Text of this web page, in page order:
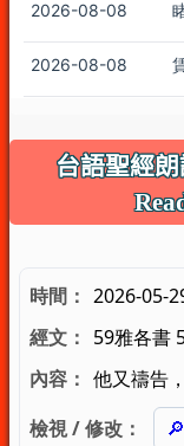
台語聖經